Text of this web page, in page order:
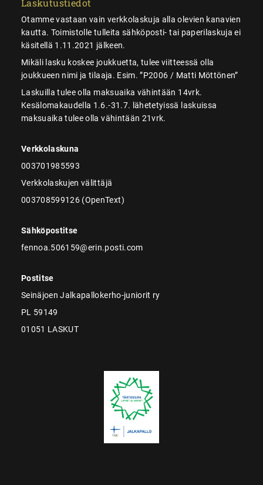
Otamme vastaan vain verkkolaskuja alla olevien kanavien
kautta. Toimistolle tulleita sähköposti- tai paperilaskuja ei
käsitellä 1.11.2021 jälkeen.
Mikäli lasku koskee joukkuetta, tulee viitteessä olla
joukkueen nimi ja tilaaja. Esim. ”P2006 / Matti Möttönen”
Laskuilla tulee olla maksuaika vähintään 14vrk.
Kesälomakaudella 1.6.-31.7. lähetetyissä laskuissa
maksuaika tulee olla vähintään 21vrk.
Verkkolaskuna
003701985593
Verkkolaskujen välittäjä
003708599126 (OpenText)
Sähköpostitse
fennoa.506159@erin.posti.com
Postitse
Seinäjoen Jalkapallokerho-juniorit ry
PL 59149
01051 LASKUT